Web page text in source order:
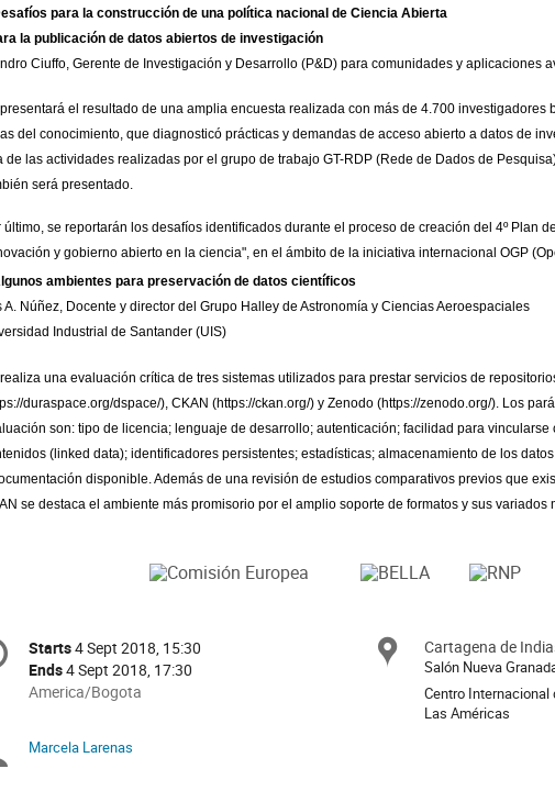
para la construcción de una política nacional de Ciencia Abierta
la publicación de datos abiertos de investigación
Ciuffo, Gerente de Investigación y Desarrollo (P&D) para comunidades y aplicaciones
el resultado de una amplia encuesta realizada con más de 4.700 investigadores
del conocimiento, que diagnosticó prácticas y demandas de acceso abierto a datos de
de las actividades realizadas por el grupo de trabajo GT-RDP (Rede de Dados de
será presentado.
último, se reportarán los desafíos identificados durante el proceso de creación del 4º Plan
y gobierno abierto en la ciencia", en el ámbito de la iniciativa internacional OGP
ambientes para preservación de datos científicos
A. Núñez, Docente y director del Grupo Halley de Astronomía y Ciencias Aeroespaciales
Industrial de Santander (UIS)
una evaluación crítica de tres sistemas utilizados para prestar servicios de
duraspace.org/dspace/), CKAN (https://ckan.org/) y Zenodo (https://zenodo.org/). Los
son: tipo de licencia; lenguaje de desarrollo; autenticación; facilidad para
(linked data); identificadores persistentes; estadísticas; almacenamiento de los
disponible. Además de una revisión de estudios comparativos previos que
se destaca el ambiente más promisorio por el amplio soporte de formatos y sus variados
Date/Time
Starts4 Sept 2018, 15:30
Ends4 Sept 2018, 17:30
All
in
America/Bogota
Location
Cartagena de
Salón Nueva
Centro Internacional
Las Américas
Chairpersons
Marcela Larenas